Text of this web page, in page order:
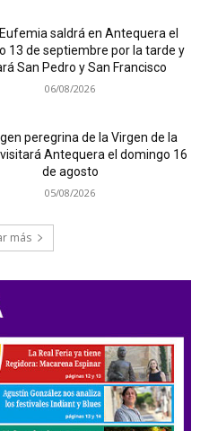
saldrá en Antequera el
13 de septiembre por la tarde y
San Pedro y San Francisco
06/08/2026
peregrina de la Virgen de la
Antequera el domingo 16
de agosto
05/08/2026
más